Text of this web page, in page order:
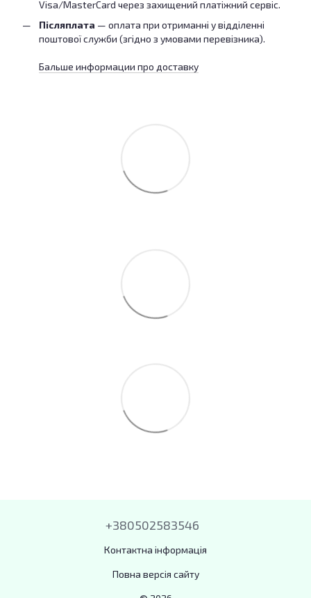
Visa/MasterCard через захищений платіжний сервіс.
Післяплата — оплата при отриманні у відділенні
поштової служби (згідно з умовами перевізника).
Бальше информации про доставку
+380502583546
Контактна інформація
Повна версія сайту